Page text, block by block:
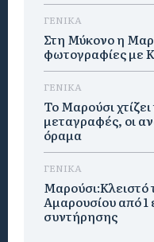
ΓΕΝΙΚΑ
Στη Μύκονο η
φωτογραφίες με
ΓΕΝΙΚΑ
Το Μαρούσι
μεταγραφές, οι
όραμα
ΓΕΝΙΚΑ
Μαρούσι:Κλειστό
Αμαρουσίου από 1
συντήρησης